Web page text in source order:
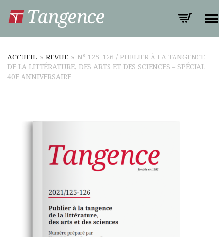
Toggle Menu
ACCUEIL » REVUE » N° 125-126 / PUBLIER À LA TANGENCE
DE LA LITTÉRATURE, DES ARTS ET DES SCIENCES – SPÉCIAL
40E ANNIVERSAIRE